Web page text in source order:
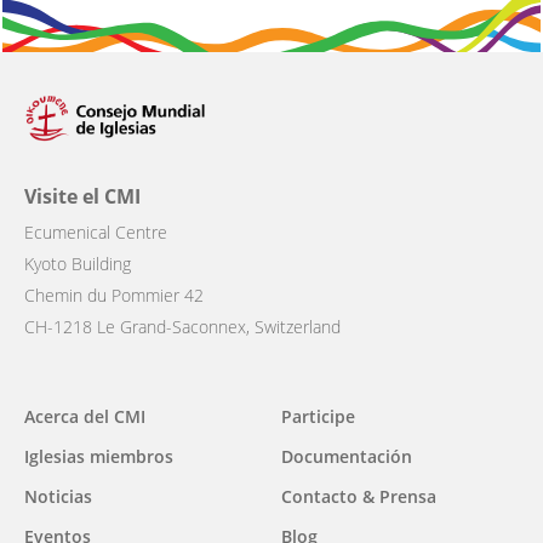
Visite el CMI
Ecumenical Centre
Kyoto Building
Chemin du Pommier 42
CH-1218 Le Grand-Saconnex, Switzerland
Main
navigation
Acerca del CMI
Iglesias miembros
Noticias
Eventos
Participe
Documentación
Contacto & Prensa
Blog